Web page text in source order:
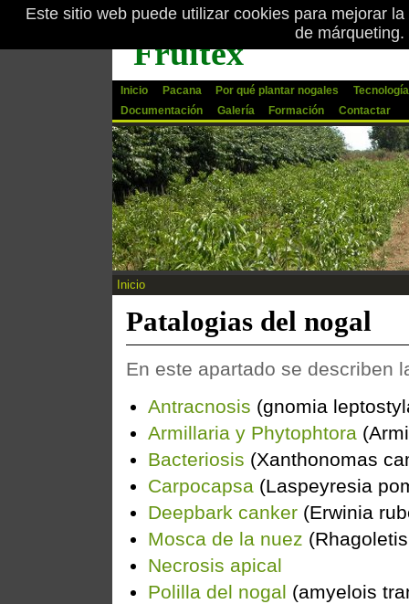
Fruitex
Inicio Pacana Por qué plantar nogales
Documentación
Galería Formación Contactar
Se encuentra usted aquí
Inicio
Patalogias del nogal
En este apartado se describen
Antracnosis (gnomia
Armillaria y Phytophtora
Bacteriosis (Xanthonomas
Carpocapsa(Laspeyresia
Deepbark canker(Erwinia
Mosca de la nuez
Necrosis apical
Polilla del nogal (amyelois
Este sitio web puede utilizar cookies para mejorar
de márqueting.